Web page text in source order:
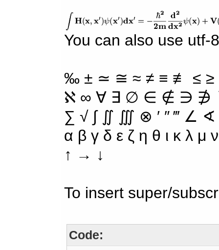
You can also use utf-
‰ ± ≃ ≅ ≈ ≠ ≡ ≢ ≤
ℵ ∞ ∀ ∃ ∅ ∈ ∉ ∋ ∌
∑ √ ∫ ∬ ∭ ⊗ ′ ″ ‴ ∠
α β γ δ ε ζ η θ ι κ λ
↑ → ↓
To insert super/
Code: